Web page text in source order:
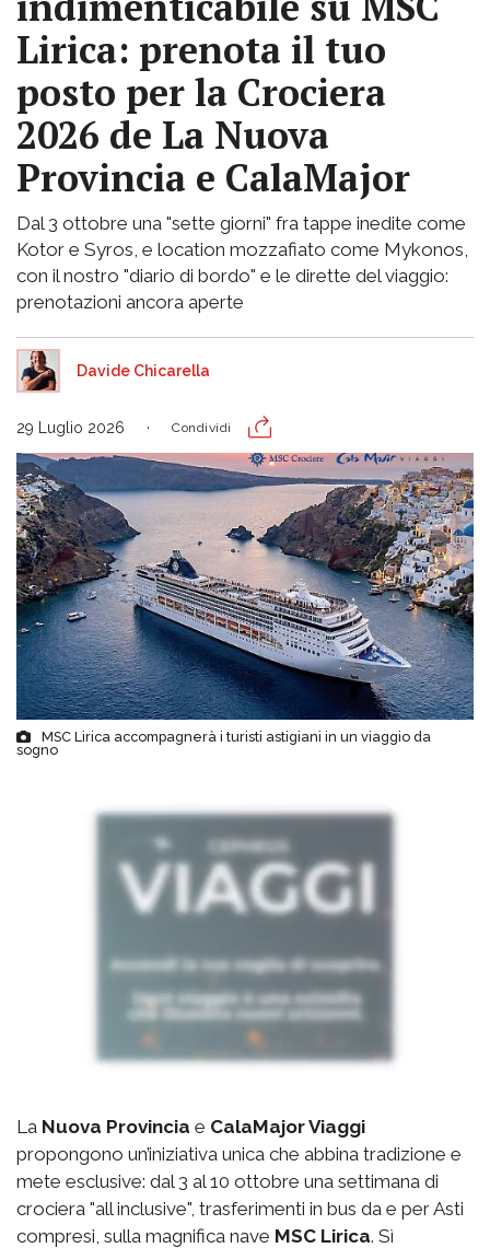
Lirica: prenota il tuo
posto per la Crociera
2026 de La Nuova
Provincia e CalaMajor
Dal 3 ottobre una "sette giorni" fra tappe inedite come
Kotor e Syros, e location mozzafiato come Mykonos,
con il nostro "diario di bordo" e le dirette del viaggio:
prenotazioni ancora aperte
Davide Chicarella
29 Luglio 2026 Condividi
MSC Lirica accompagnerà i turisti astigiani in un viaggio da
sogno
La Nuova Provincia e CalaMajor Viaggi
propongono un’iniziativa unica che abbina tradizione e
mete esclusive: dal 3 al 10 ottobre una settimana di
crociera "all inclusive", trasferimenti in bus da e per Asti
compresi, sulla magnifica nave MSC Lirica. Sì